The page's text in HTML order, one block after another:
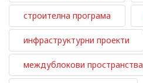
строителна програма
инфраструктурни проекти
междублокови пространства